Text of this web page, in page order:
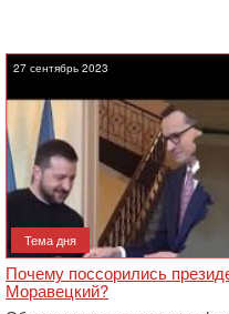
27 сентябрь 2023
Тема дня
Почему поссорились
Моравецкий?